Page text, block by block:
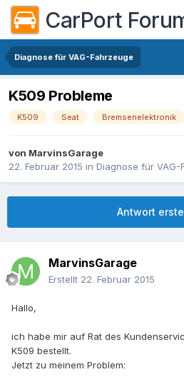
CarPort
Diagnose für VAG-Fahrzeuge
K509 Probleme
K509 Seat Bremsenelektronik
von MarvinsGarage
22. Februar 2015 in Diagnose für VAG-
Antwort
MarvinsGarage
Erstellt 22. Februar 2015
Hallo,
ich habe mir auf Rat des
K509 bestellt.
Jetzt zu meinem Problem: